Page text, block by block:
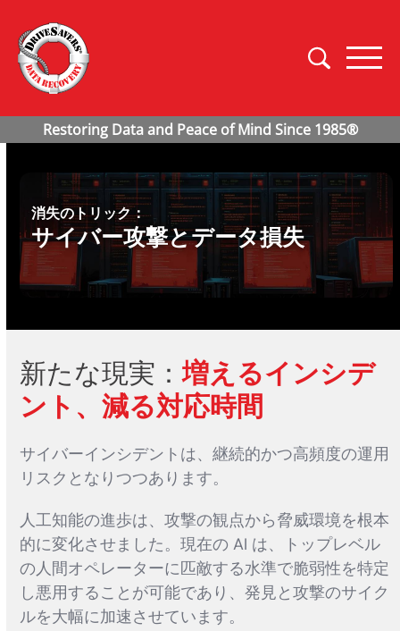
消失のトリック：
サイバー攻撃とデータ損失
新たな現実：増えるインシデ
ント、減る対応時間
サイバーインシデントは、継続的かつ高頻度の運用
リスクとなりつつあります。
人工知能の進歩は、攻撃の観点から脅威環境を根本
的に変化させました。現在の AI は、トップレベル
の人間オペレーターに匹敵する水準で脆弱性を特定
し悪用することが可能であり、発見と攻撃のサイク
ルを大幅に加速させています。